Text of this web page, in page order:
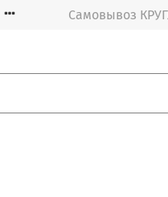
Самовывоз